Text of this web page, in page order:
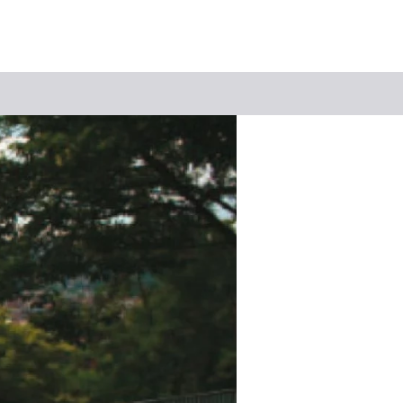
Suchbegriff
Das könnte Sie interessieren
Stadtführungen
Tickets
Citytour
Erlebnisse
Wein
Kultur